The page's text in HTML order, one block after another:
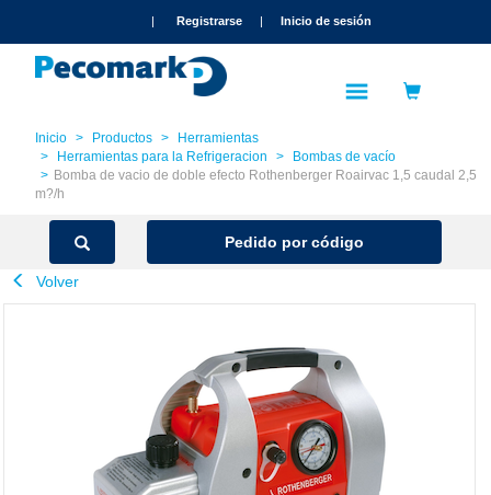
| Registrarse | Inicio de sesión
Inicio Productos
Herramientas
Herramientas para la Refrigeracion
Bombas de vacío
Bomba de vacio de doble efecto Rothenberger Roairvac 1,5 caudal 2,5
m?/h
Pedido por código
Volver